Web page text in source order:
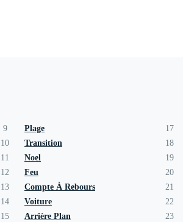
9
Plage
10
Transition
11
Noel
12
Feu
13
Compte À Rebours
14
Voiture
15
Arrière Plan
17
18
19
20
21
22
23